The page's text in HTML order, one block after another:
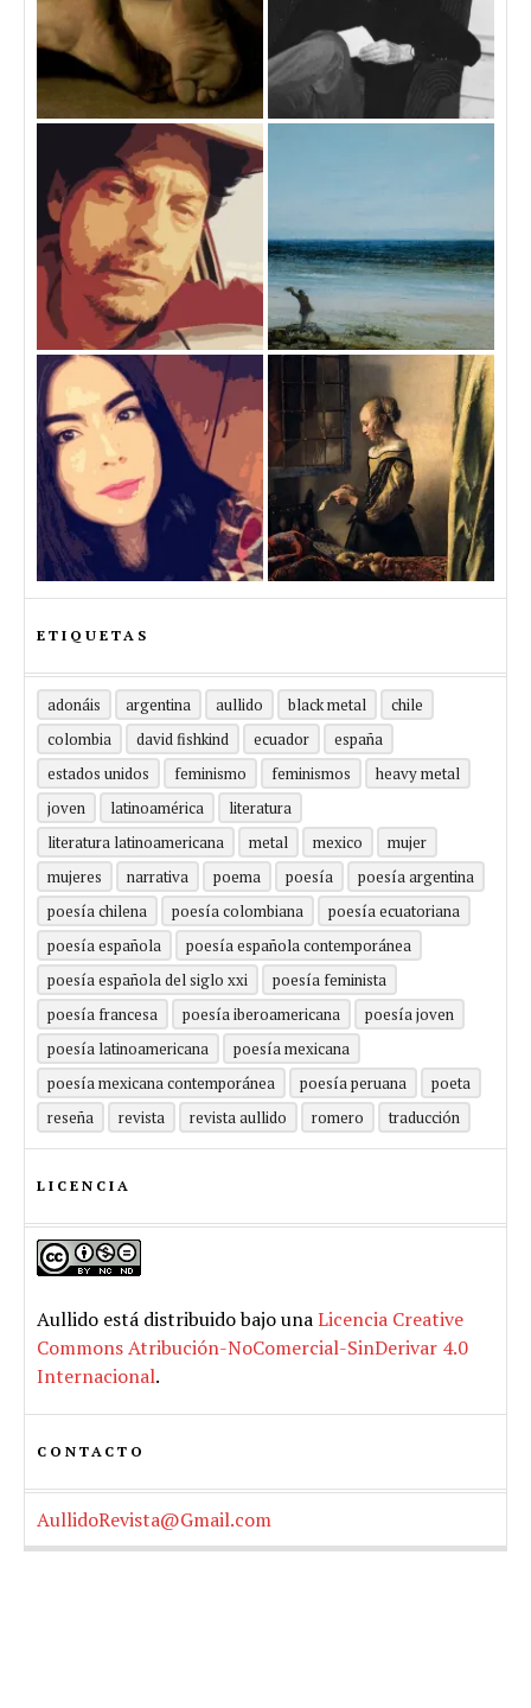
ETIQUETAS
adonáis argentina aullido black metal
chile
colombia
david fishkind ecuador
españa
estados unidos
feminismo feminismos
heavy metal
joven
latinoamérica
literatura
literatura latinoamericana
metal mexico
mujer
mujeres
narrativa poema poesía
poesía argentina
poesía chilena
poesía colombiana
poesía ecuatoriana
poesía española
poesía española contemporánea
poesía española del siglo xxi
poesía feminista
poesía francesa
poesía iberoamericana
poesía joven
poesía latinoamericana
poesía mexicana
poesía mexicana contemporánea
poesía peruana
poeta
reseña
revista revista aullido romero traducción
LICENCIA
Aullido está distribuido bajo unaLicencia Creative
Commons Atribución-NoComercial-SinDerivar 4.0
Internacional.
CONTACTO
AullidoRevista@Gmail.com